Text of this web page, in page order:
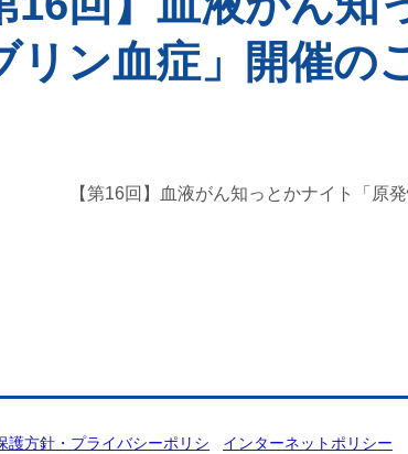
リン血症」開催の
【第16回】血液がん知っとかナイト「原
護方針・プライバシーポリシ
インターネットポリシー